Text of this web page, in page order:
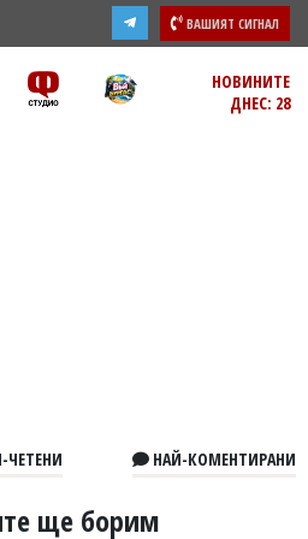
ВАШИЯТ СИГНАЛ
НОВИНИТЕ
ДНЕС: 28
НАЙ-КОМЕНТИРАНИ
ще борим